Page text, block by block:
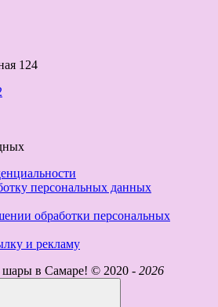
124
персональных данных
обработки персональных
и рекламу
шары в Самаре! © 2020 - 2026